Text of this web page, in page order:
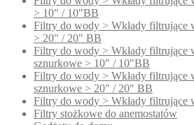
> 10" / 10"BB
Filtry do wody > Wkłady filtrujące
> 20" / 20" BB
Filtry do wody > Wkłady filtrujące
sznurkowe > 10" / 10"BB
Filtry do wody > Wkłady filtrujące
sznurkowe > 20" / 20" BB
Filtry do wody > Wkłady filtrujące
Filtry stożkowe do anemostatów